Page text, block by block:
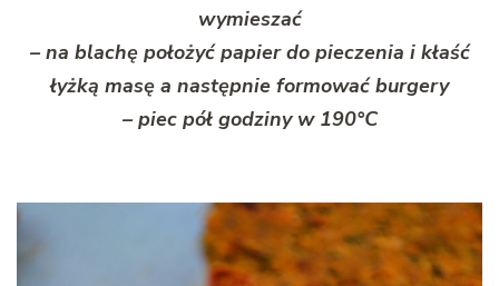
wymieszać
– na blachę położyć papier do pieczenia i kłaść
łyżką masę a następnie formować burgery
– piec pół godziny w 190°C